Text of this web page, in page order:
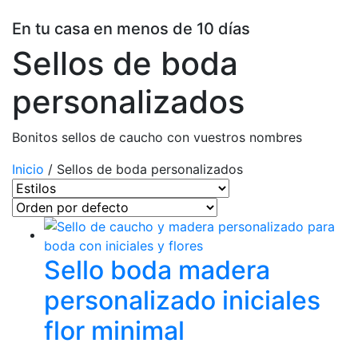
En tu casa en menos de 10 días
Sellos de boda
personalizados
Bonitos sellos de caucho con vuestros nombres
Inicio / Sellos de boda personalizados
Sello boda madera
personalizado iniciales
flor minimal